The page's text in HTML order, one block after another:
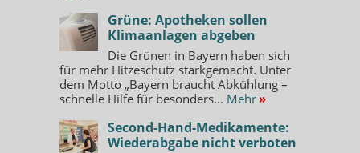
Grüne: Apotheken sollen
Klimaanlagen abgeben
Die Grünen in Bayern haben sich
für mehr Hitzeschutz starkgemacht. Unter
dem Motto „Bayern braucht Abkühlung –
schnelle Hilfe für besonders... Mehr »
Second-Hand-Medikamente:
Wiederabgabe nicht verboten